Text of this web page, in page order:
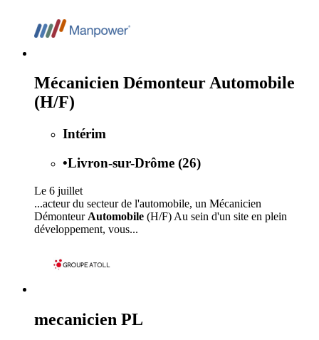
Mécanicien Démonteur Automobile
(H/F)
Intérim
•Livron-sur-Drôme (26)
Le 6 juillet
...acteur du secteur de l'automobile, un Mécanicien
Démonteur Automobile (H/F) Au sein d'un site en plein
développement, vous...
mecanicien PL